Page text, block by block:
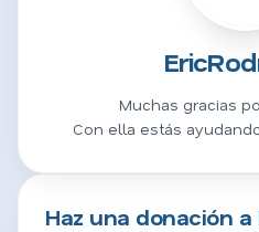
Muchas gracias
Con ella estás
Haz una donación a